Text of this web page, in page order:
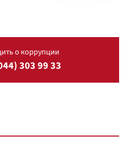
о коррупции
303 99 33